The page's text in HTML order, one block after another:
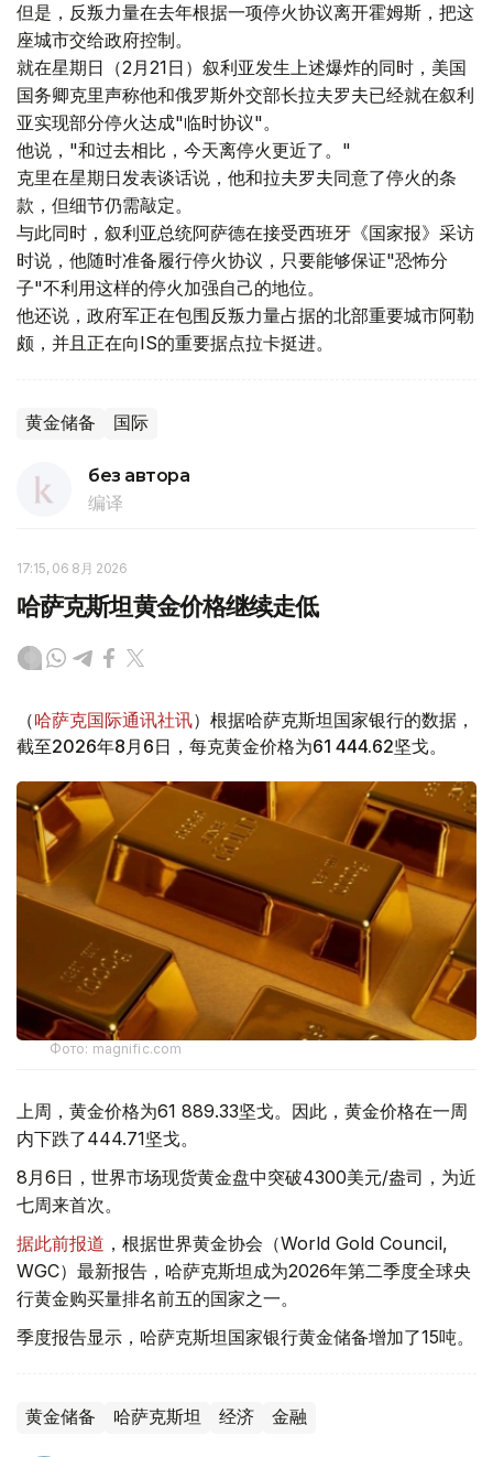
但是，反叛力量在去年根据一项停火协议离开霍姆斯，把这
座城市交给政府控制。
就在星期日（2月21日）叙利亚发生上述爆炸的同时，美国
国务卿克里声称他和俄罗斯外交部长拉夫罗夫已经就在叙利
亚实现部分停火达成"临时协议"。
他说，"和过去相比，今天离停火更近了。"
克里在星期日发表谈话说，他和拉夫罗夫同意了停火的条
款，但细节仍需敲定。
与此同时，叙利亚总统阿萨德在接受西班牙《国家报》采访
时说，他随时准备履行停火协议，只要能够保证"恐怖分
子"不利用这样的停火加强自己的地位。
他还说，政府军正在包围反叛力量占据的北部重要城市阿勒
颇，并且正在向IS的重要据点拉卡挺进。
黄金储备 国际
без автора
编译
17:15, 06 8月 2026
哈萨克斯坦黄金价格继续走低
（哈萨克国际通讯社讯）根据哈萨克斯坦国家银行的数据，
截至2026年8月6日，每克黄金价格为61 444.62坚戈。
Фото: magnific.com
上周，黄金价格为61 889.33坚戈。因此，黄金价格在一周
内下跌了444.71坚戈。
8月6日，世界市场现货黄金盘中突破4300美元/盎司，为近
七周来首次。
据此前报道 ，根据世界黄金协会（World Gold Council,
WGC）最新报告，哈萨克斯坦成为2026年第二季度全球央
行黄金购买量排名前五的国家之一。
季度报告显示，哈萨克斯坦国家银行黄金储备增加了15吨。
黄金储备 哈萨克斯坦 经济 金融